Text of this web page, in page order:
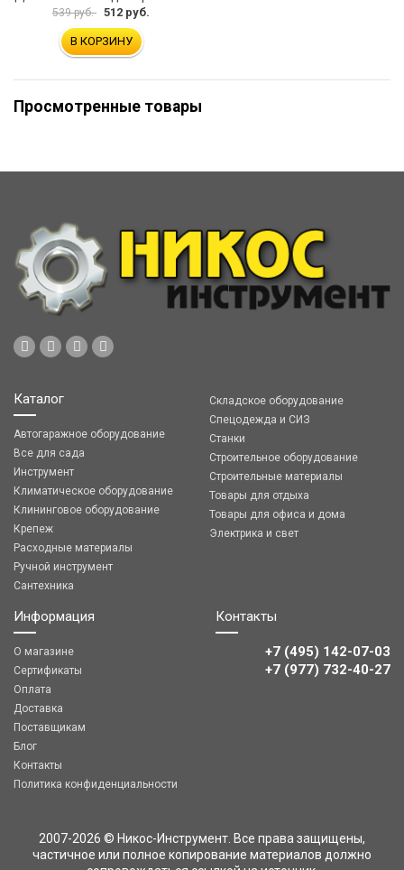
539 руб. 512 руб.
В КОРЗИНУ
Просмотренные товары
Каталог
Автогаражное оборудование
Все для сада
Инструмент
Климатическое оборудование
Клининговое оборудование
Крепеж
Расходные материалы
Ручной инструмент
Сантехника
Складское оборудование
Спецодежда и СИЗ
Станки
Строительное оборудование
Строительные материалы
Товары для отдыха
Товары для офиса и дома
Электрика и свет
Информация
О магазине
Сертификаты
Оплата
Доставка
Поставщикам
Блог
Контакты
Политика конфиденциальности
Контакты
+7 (495) 142-07-03
‎‎+7 (977) 732-40-27
2007-2026 © Никос-Инструмент. Все права защищены,
частичное или полное копирование материалов должно